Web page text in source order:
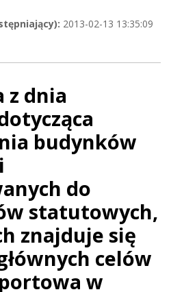
2013-02-13 13:35:09
z dnia
budynków
do
statutowych,
znajduje się
celów
w